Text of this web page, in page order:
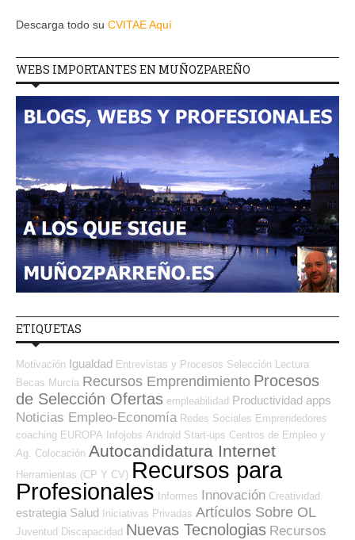
Descarga todo su CVITAE Aquí
WEBS IMPORTANTES EN MUÑOZPAREÑO
ETIQUETAS
Motivación Igualdad Entrevistas y Procesos Selección Lectura
Becas Murcia Recursos Emprendimiento Procesos
de Selección Ofertas empleabilidad Productividad apps
Noticias Empleo-Economía Redes Sociales Emprendedores
coaching EUROPA Infojobs Android Start-ups Centros de Empleo y
Ag. Colocación Autocandidatura Internet
Herramientas (CP Y CV) Recursos para
Profesionales
Informes Innovación Creatividad
estrategia Salud Iniciativas Privadas Artículos Sobre OL
Juventud Discapacidad Nuevas Tecnologias Recursos